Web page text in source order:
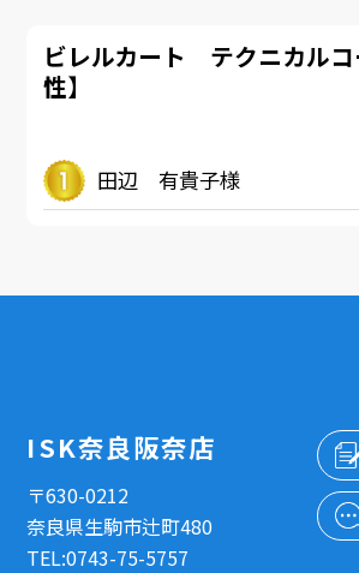
ビレルカート テクニカルコ
性】
田辺 有貴子様
ISK奈良阪奈店
〒630-0212
奈良県生駒市辻町480
TEL:0743-75-5757